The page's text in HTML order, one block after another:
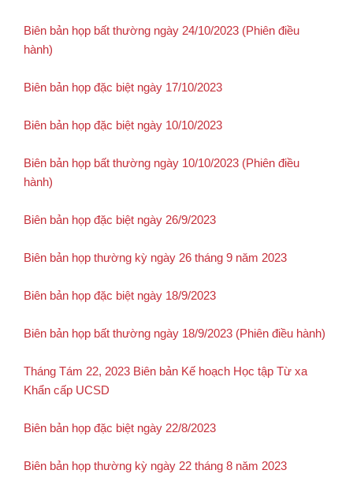
Biên bản họp bất thường ngày 24/10/2023 (Phiên điều
hành)
Biên bản họp đặc biệt ngày 17/10/2023
Biên bản họp đặc biệt ngày 10/10/2023
Biên bản họp bất thường ngày 10/10/2023 (Phiên điều
hành)
Biên bản họp đặc biệt ngày 26/9/2023
Biên bản họp thường kỳ ngày 26 tháng 9 năm 2023
Biên bản họp đặc biệt ngày 18/9/2023
Biên bản họp bất thường ngày 18/9/2023 (Phiên điều hành)
Tháng Tám 22, 2023 Biên bản Kế hoạch Học tập Từ xa
Khẩn cấp UCSD
Biên bản họp đặc biệt ngày 22/8/2023
Biên bản họp thường kỳ ngày 22 tháng 8 năm 2023